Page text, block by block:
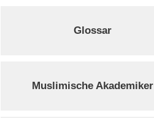
Glossar
Muslimische Akademiker